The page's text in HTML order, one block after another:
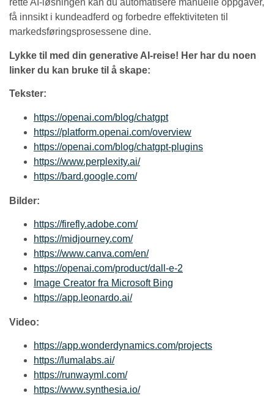
rette AI-løsningen kan du automatisere manuelle oppgaver,
få innsikt i kundeadferd og forbedre effektiviteten til
markedsføringsprosessene dine.
Lykke til med din generative AI-reise! Her har du noen
linker du kan bruke til å skape:
Tekster:
https://openai.com/blog/chatgpt
https://platform.openai.com/overview
https://openai.com/blog/chatgpt-p lugins
https://www.perplexity.ai/
https://bard.google.com/
Bilder:
https://firefly.adobe.com/
https://midjourney.com/
https://www.canva.com/en/
https://openai.com/product/dall-e-2
Image Creator fra Microsoft Bing
https://app.leonardo.ai/
Video:
https://app.wonderdynamics.com/projects
https://lumal abs.ai/
https://runwayml.com/
https://www.synthesia.io/